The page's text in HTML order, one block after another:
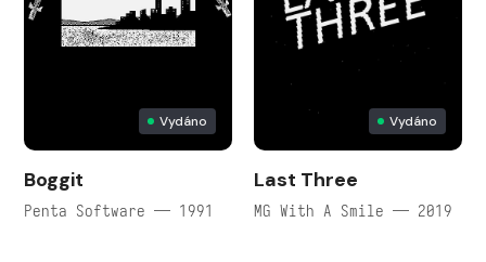
Vydáno
Boggit
Penta Software — 1991
Vydáno
Last Three
MG With A Smile — 2019